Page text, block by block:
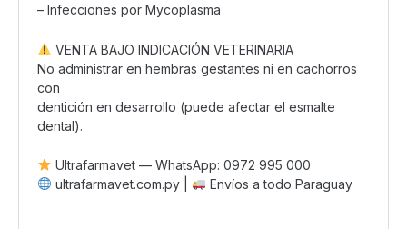
– Infecciones por Mycoplasma
VENTA BAJO INDICACIÓN VETERINARIA
No administrar en hembras gestantes ni en cachorros
con
dentición en desarrollo (puede afectar el esmalte
dental).
Ultrafarmavet — WhatsApp: 0972 995 000
ultrafarmavet.com.py |
Envíos a todo Paraguay